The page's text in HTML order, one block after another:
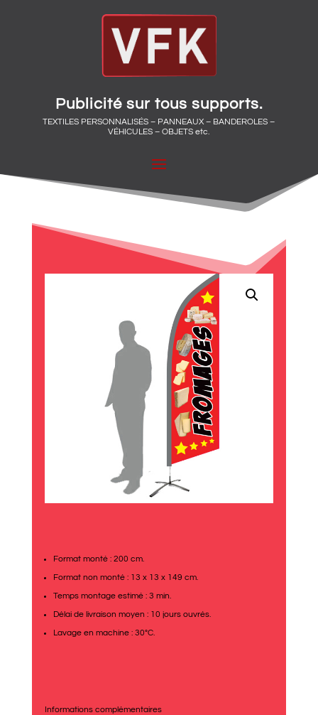
Publicité sur tous supports.
TEXTILES PERSONNALISÉS – PANNEAUX – BANDEROLES –
VÉHICULES – OBJETS etc.
Format monté : 200 cm.
Format non monté : 13 x 13 x 149 cm.
Temps montage estimé : 3 min.
Délai de livraison moyen : 10 jours ouvrés.
Lavage en machine : 30°C.
Informations complémentaires